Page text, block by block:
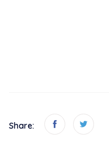
Share: